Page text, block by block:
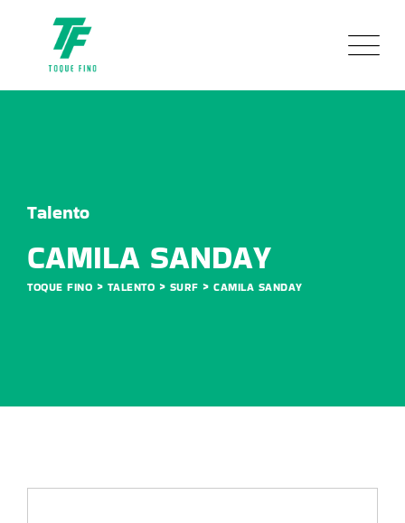
Talento
CAMILA SANDAY
TOQUE FINO > TALENTO > SURF > CAMILA SANDAY